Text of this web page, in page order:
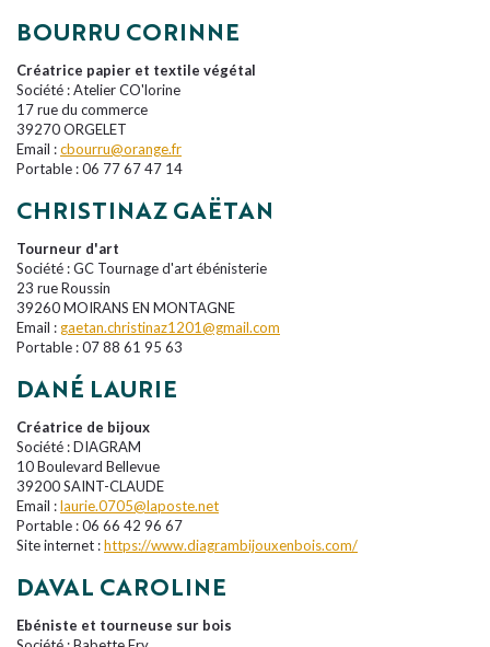
BOURRU CORINNE
Créatrice papier et textile végétal
Société : Atelier CO'lorine
17 rue du commerce
39270 ORGELET
Email :cbourru@orange.fr
Portable : 06 77 67 47 14
CHRISTINAZ GAËTAN
Tourneur d'art
Société : GC Tournage d'art ébénisterie
23 rue Roussin
39260 MOIRANS EN MONTAGNE
Email : gaetan.christinaz1201@gmail.com
Portable : 07 88 61 95 63
DANÉ LAURIE
Créatrice de bijoux
Société : DIAGRAM
10 Boulevard Bellevue
39200 SAINT-CLAUDE
Email :laurie.0705@laposte.net
Portable : 06 66 42 96 67
Site internet :https://www.diagrambijouxenbois.com/
DAVAL CAROLINE
Ebéniste et tourneuse sur bois